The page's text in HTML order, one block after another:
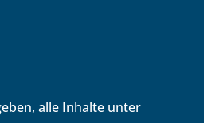
alle Inhalte unter